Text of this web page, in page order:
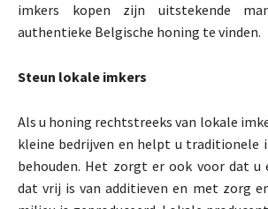
imkers kopen zijn uitstekende
authentieke Belgische honing te vinden.
Steun lokale imkers
Als u honing rechtstreeks van lokale
kleine bedrijven en helpt u traditionele
behouden. Het zorgt er ook voor dat
dat vrij is van additieven en met zorg